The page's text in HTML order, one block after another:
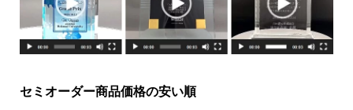
セミオーダー商品価格の安い順